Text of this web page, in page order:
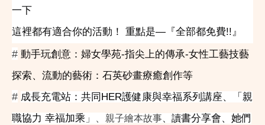
一下
這裡都有適合你的活動！ 重點是—『全部都免費!!』
# 動手玩創意：婦女學苑-指尖上的傳承-女性工藝技藝
探索、流動的藝術：石英砂畫療癒創作等
# 成長充電站：共同 HER護健康與幸福系列講座、「親
職協力 幸福加乘 」、 親子繪本故事、讀書分享會、她們